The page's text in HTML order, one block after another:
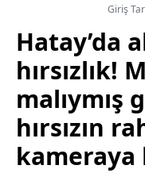
Giriş
Hatay’da
hırsızlık!
malıymış
hırsızın
kameraya